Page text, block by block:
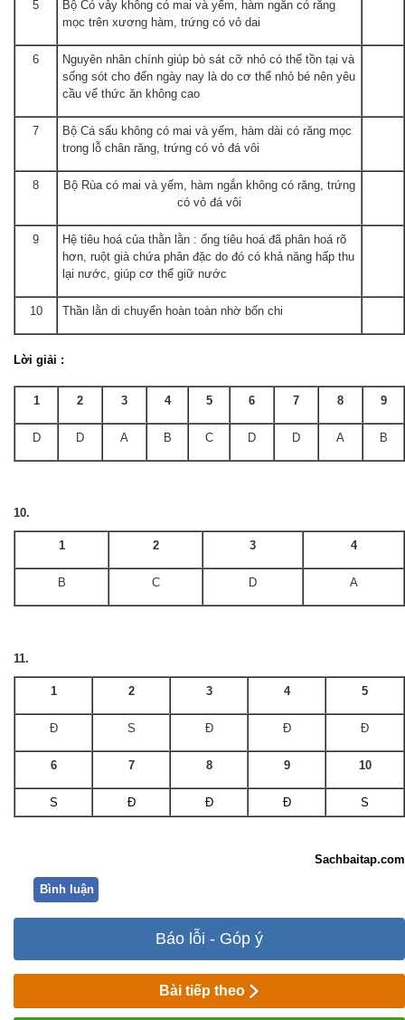
5
Bộ Có vảy không có mai và yếm, hàm ngắn có răng
mọc trên xương hàm, trứng có vỏ dai
6
Nguyên nhân chính giúp bò sát cỡ nhỏ có thể tồn tại và
sống sót cho đến ngày nay là do cơ thể nhỏ bé nên yêu
cầu vể thức ăn không cao
7
Bộ Cá sấu không có mai và yếm, hàm dài có răng mọc
trong lỗ chân răng, trứng có vỏ đá vôi
8
Bộ Rùa có mai và yếm, hàm ngắn không có răng, trứng
có vỏ đá vôi
9
Hệ tiêu hoá của thằn lằn : ống tiêu hoá đã phân hoá rõ
hơn, ruột già chứa phân đặc do đó có khả năng hấp thu
lại nước, giúp cơ thể giữ nước
10 Thần lằn di chuyển hoàn toàn nhờ bốn chi
Lời giải :
1 2 3 4 5 6 7 8 9
D D A B C D D A B
10.
1 2 3 4
B C D A
11.
1 2 3 4 5
Đ S Đ Đ Đ
6 7 8 9 10
S Đ Đ Đ S
Sachbaitap.com
Bình luận
Báo lỗi - Góp ý
Bài tiếp theo